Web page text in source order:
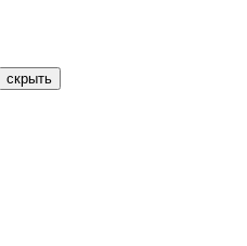
скрыть